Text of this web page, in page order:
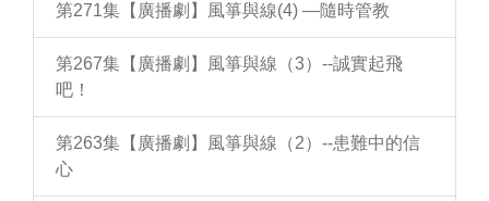
第271集【廣播劇】風箏與線(4) —隨時管教
第267集【廣播劇】風箏與線（3）--誠實起飛
吧！
第263集【廣播劇】風箏與線（2）--患難中的信
心